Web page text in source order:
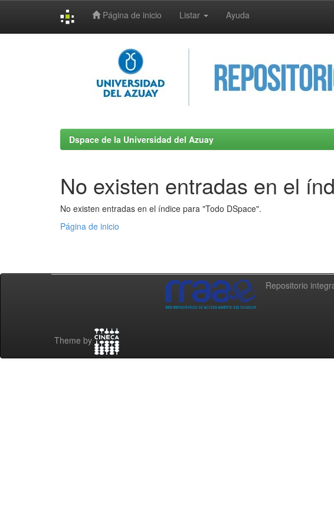
Página de inicio Listar Ayuda
Dspace de la Universidad del Azuay
No existen entradas en el
No existen entradas en el índice para "Todo DSpace".
Página de inicio
Repositorio
Theme by